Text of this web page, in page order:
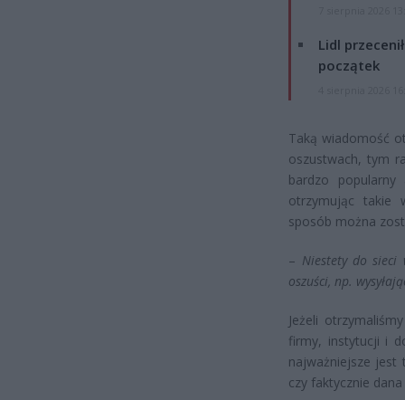
Lidl
początek
Taką wiadomość
oszustwach, tym
bardzo
otrzymując takie
sposób można
– Niestety do sieci
oszuści, np.
Jeżeli
firmy, instytucji i
najważniejsze jest
czy faktycznie